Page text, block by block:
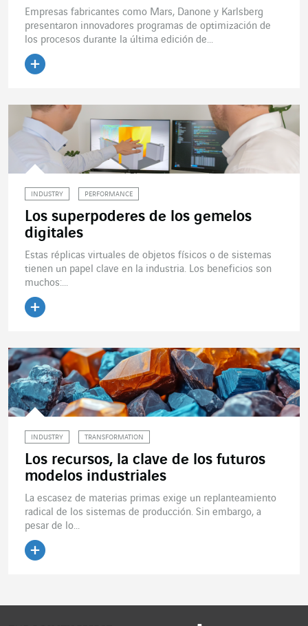
Empresas fabricantes como Mars, Danone y Karlsberg
presentaron innovadores programas de optimización de
los procesos durante la última edición de...
INDUSTRY PERFORMANCE
Los superpoderes de los gemelos
digitales
Estas réplicas virtuales de objetos físicos o de sistemas
tienen un papel clave en la industria. Los beneficios son
muchos:...
INDUSTRY TRANSFORMATION
Los recursos, la clave de los futuros
modelos industriales
La escasez de materias primas exige un replanteamiento
radical de los sistemas de producción. Sin embargo, a
pesar de lo...